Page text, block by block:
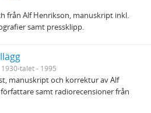
från Alf Henrikson, manuskript inkl.
samt pressklipp.
1930-talet - 1995
manuskript och korrektur av Alf
samt radiorecensioner från